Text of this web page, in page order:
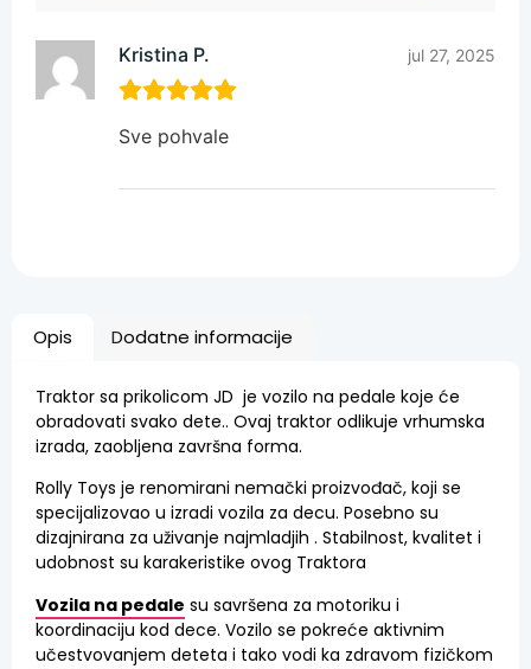
Opis Dodatne informacije
Traktor sa prikolicom JD je vozilo na pedale koje će
obradovati svako dete.. Ovaj traktor odlikuje vrhumska
izrada, zaobljena završna forma.
Rolly Toys je renomirani nemački proizvođač, koji se
specijalizovao u izradi vozila za decu. Posebno su
dizajnirana za uživanje najmladjih . Stabilnost, kvalitet i
udobnost su karakeristike ovog Traktora
Vozila na pedale su savršena za motoriku i
koordinaciju kod dece. Vozilo se pokreće aktivnim
učestvovanjem deteta i tako vodi ka zdravom fizičkom
Kristina P. jul 27, 2025
Sve pohvale